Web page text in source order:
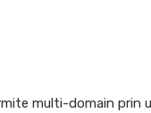
multi-domain prin